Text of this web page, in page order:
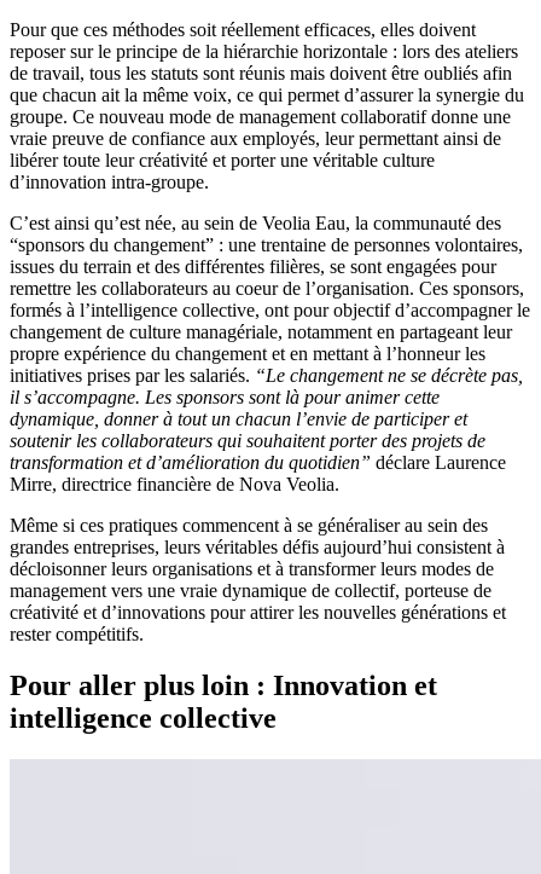
Pour que ces méthodes soit réellement efficaces, elles doivent
reposer sur le principe de la hiérarchie horizontale : lors des ateliers
de travail, tous les statuts sont réunis mais doivent être oubliés afin
que chacun ait la même voix, ce qui permet d’assurer la synergie du
groupe. Ce nouveau mode de management collaboratif donne une
vraie preuve de confiance aux employés, leur permettant ainsi de
libérer toute leur créativité et porter une véritable culture
d’innovation intra-groupe.
C’est ainsi qu’est née, au sein de Veolia Eau, la communauté des
“sponsors du changement” : une trentaine de personnes volontaires,
issues du terrain et des différentes filières, se sont engagées pour
remettre les collaborateurs au coeur de l’organisation. Ces sponsors,
formés à l’intelligence collective, ont pour objectif d’accompagner le
changement de culture managériale, notamment en partageant leur
propre expérience du changement et en mettant à l’honneur les
initiatives prises par les salariés. “Le changement ne se décrète pas,
il s’accompagne. Les sponsors sont là pour animer cette
dynamique, donner à tout un chacun l’envie de participer et
soutenir les collaborateurs qui souhaitent porter des projets de
transformation et d’amélioration du quotidien” déclare Laurence
Mirre, directrice financière de Nova Veolia.
Même si ces pratiques commencent à se généraliser au sein des
grandes entreprises, leurs véritables défis aujourd’hui consistent à
décloisonner leurs organisations et à transformer leurs modes de
management vers une vraie dynamique de collectif, porteuse de
créativité et d’innovations pour attirer les nouvelles générations et
rester compétitifs.
Pour aller plus loin : Innovation et
intelligence collective